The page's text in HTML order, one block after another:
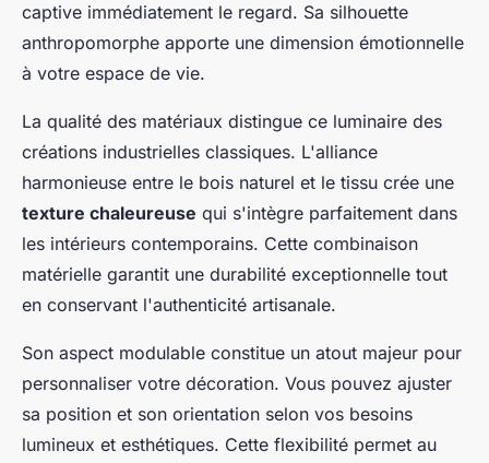
captive immédiatement le regard. Sa silhouette
anthropomorphe apporte une dimension émotionnelle
à votre espace de vie.
La qualité des matériaux distingue ce luminaire des
créations industrielles classiques. L'alliance
harmonieuse entre le bois naturel et le tissu crée une
texture chaleureuse qui s'intègre parfaitement dans
les intérieurs contemporains. Cette combinaison
matérielle garantit une durabilité exceptionnelle tout
en conservant l'authenticité artisanale.
Son aspect modulable constitue un atout majeur pour
personnaliser votre décoration. Vous pouvez ajuster
sa position et son orientation selon vos besoins
lumineux et esthétiques. Cette flexibilité permet au